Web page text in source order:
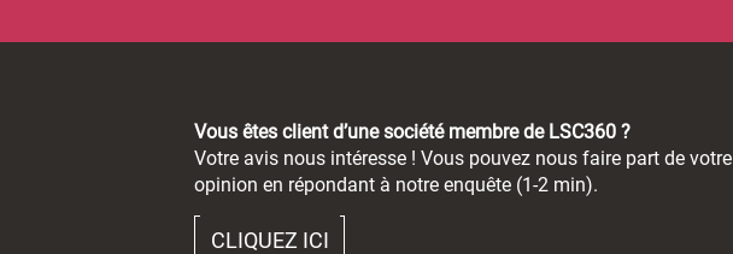
Vous êtes client d’une société membre de LSC360 ?
Votre avis nous intéresse ! Vous pouvez nous faire part de votre
opinion en répondant à notre enquête (1-2 min).
CLIQUEZ ICI